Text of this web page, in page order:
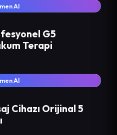
Al
G5
Terapi
Al
Cihazı Orijinal 5